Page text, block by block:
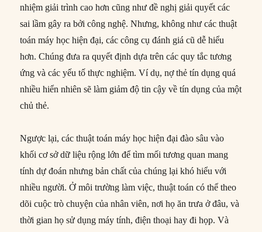
nhiệm giải trình cao hơn cũng như đề nghị giải quyết các
sai lầm gây ra bởi công nghệ. Nhưng, không như các thuật
toán máy học hiện đại, các công cụ đánh giá cũ dễ hiểu
hơn. Chúng đưa ra quyết định dựa trên các quy tắc tương
ứng và các yếu tố thực nghiệm. Ví dụ, nợ thẻ tín dụng quá
nhiều hiển nhiên sẽ làm giảm độ tin cậy về tín dụng của một
chủ thẻ.
Ngược lại, các thuật toán máy học hiện đại đào sâu vào
khối cơ sở dữ liệu rộng lớn để tìm mối tương quan mang
tính dự đoán nhưng bản chất của chúng lại khó hiểu với
nhiều người. Ở môi trường làm việc, thuật toán có thể theo
dõi cuộc trò chuyện của nhân viên, nơi họ ăn trưa ở đâu, và
thời gian họ sử dụng máy tính, điện thoại hay đi họp. Và